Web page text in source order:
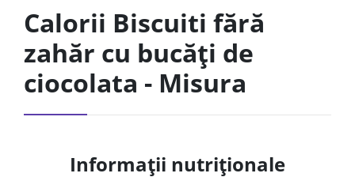
Calorii Biscuiti fără
zahăr cu bucăți de
ciocolata - Misura
Informații nutriționale